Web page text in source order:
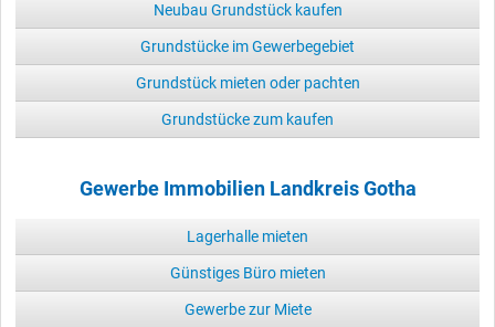
Neubau Grundstück kaufen
Grundstücke im Gewerbegebiet
Grundstück mieten oder pachten
Grundstücke zum kaufen
Gewerbe Immobilien Landkreis Gotha
Lagerhalle mieten
Günstiges Büro mieten
Gewerbe zur Miete